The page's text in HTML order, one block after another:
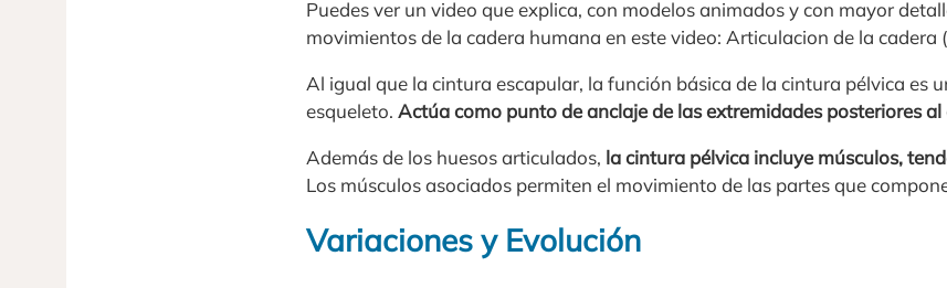
Puedes ver un video que explica, con modelos animados y con mayor
movimientos de la cadera humana en este video: Articulacion de la cadera
Al igual que la cintura escapular, la función básica de la cintura pélvica es
esqueleto. Actúa como punto de anclaje de las extremidades posteriores
Además de los huesos articulados, la cintura pélvica incluye músculos,
Los músculos asociados permiten el movimiento de las partes que
Variaciones y Evolución